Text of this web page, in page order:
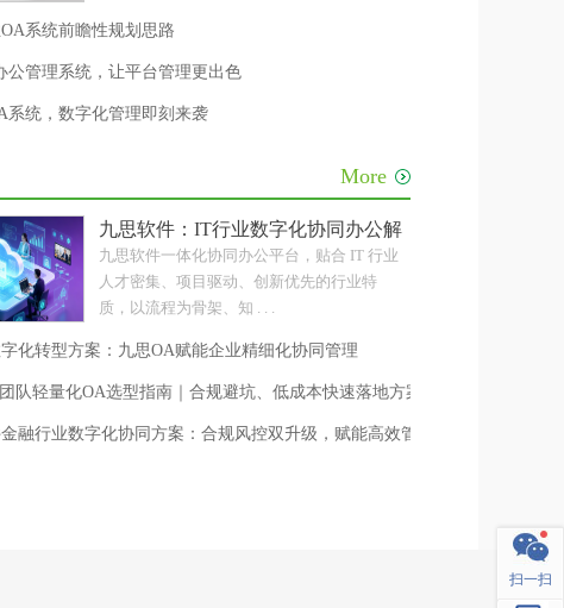
系统前瞻性规划思路
公管理系统，让平台管理更出色
系统，数字化管理即刻来袭
升级
More
九思软件：IT行业数字化协同办公解决方案
九思软件一体化协同办公平台，贴合 IT 行业
人才密集、项目驱动、创新优先的行业特
质，以流程为骨架、知 . . .
化转型方案：九思OA赋能企业精细化协同管理
队轻量化OA选型指南｜合规避坑、低成本快速落地方案
融行业数字化协同方案：合规风控双升级，赋能高效管理
扫一扫